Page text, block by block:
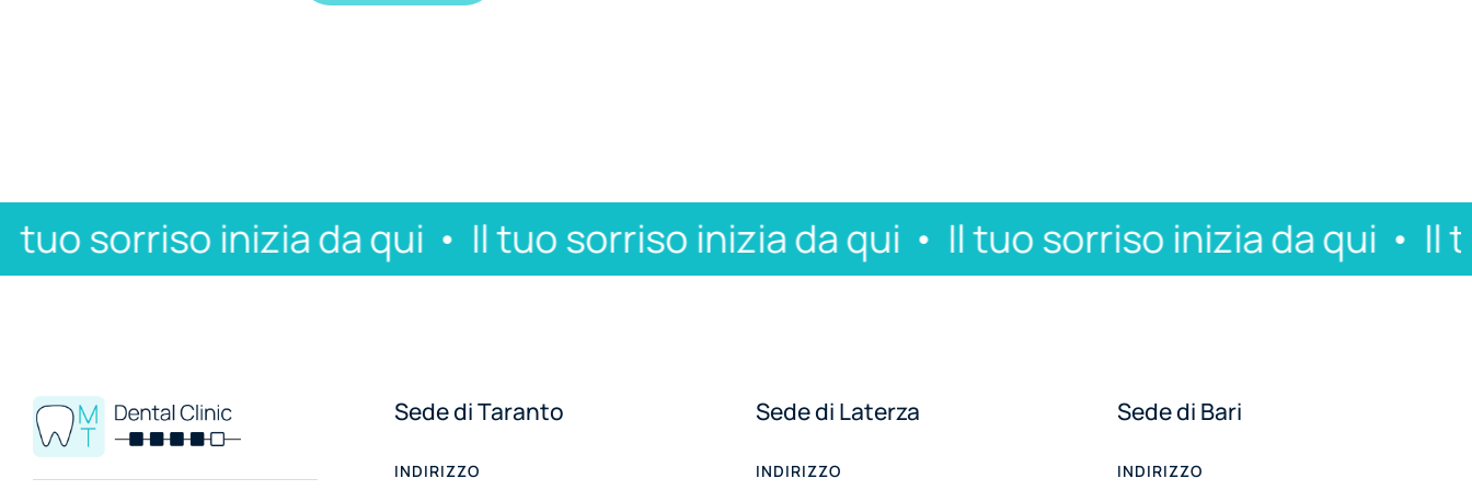
sorriso inizia da qui Il tuo sorriso inizia da qui Il tuo sorriso inizia da qui Il tuo
Sede di Taranto
INDIRIZZO
Sede di Laterza
INDIRIZZO
Sede di Bari
INDIRIZZO